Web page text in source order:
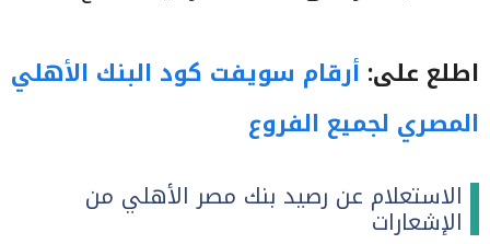
اطلع على: أرقام سويفت كود البنك الأهلي
المصري لجميع الفروع
الاستعلام عن رصيد بنك مصر الأهلي من
الإشعارات